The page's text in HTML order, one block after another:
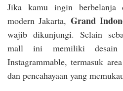
Jika kamu ingin berbelanja
modern Jakarta, Grand
wajib dikunjungi. Selain
mall ini memiliki desain
Instagrammable, termasuk
dan pencahayaan yang